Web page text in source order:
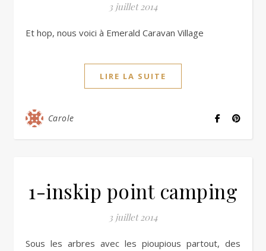
3 juillet 2014
Et hop, nous voici à Emerald Caravan Village
LIRE LA SUITE
Carole
1-inskip point camping
3 juillet 2014
Sous les arbres avec les pioupious partout, des